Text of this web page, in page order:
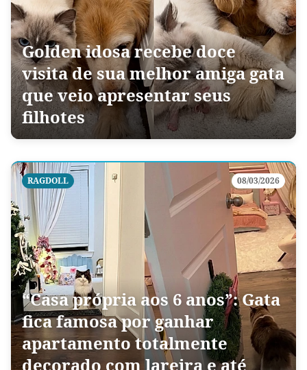
Golden idosa recebe doce
visita de sua melhor amiga gata
que veio apresentar seus
filhotes
RAGDOLL 08/03/2026
“Casa própria aos 6 anos”: Gata
fica famosa por ganhar
apartamento totalmente
decorado com lareira e até